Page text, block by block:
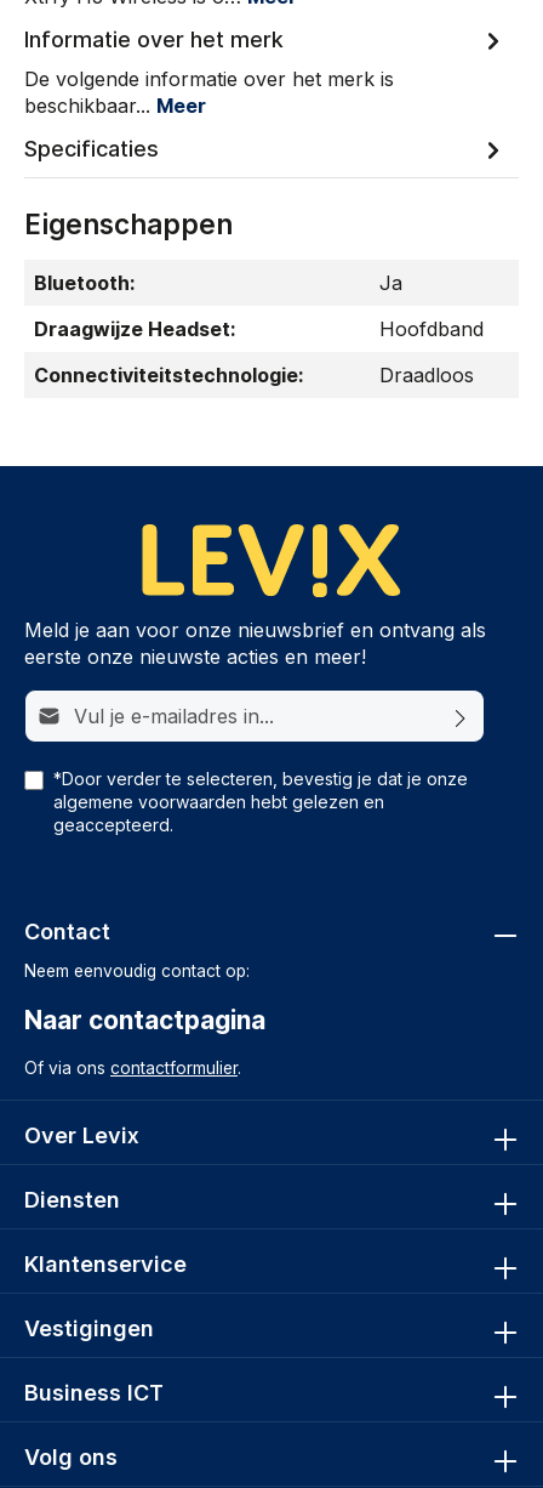
Informatie over het merk
De volgende informatie over het merk is
beschikbaar... Meer
Specificaties
Eigenschappen
Bluetooth:
Ja
Draagwijze Headset:
Hoofdband
Connectiviteitstechnologie:
Draadloos
Meld je aan voor onze nieuwsbrief en ontvang als
eerste onze nieuwste acties en meer!
E-mailadres*
*Door verder te selecteren, bevestig je dat je onze
algemene voorwaarden hebt gelezen en
geaccepteerd.
Volg ons
Contact
Neem eenvoudig contact op:
Naar contactpagina
Of via ons contactformulier.
Over Levix
Diensten
Klantenservice
Vestigingen
Business ICT